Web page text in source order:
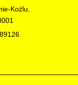
Koźlu,